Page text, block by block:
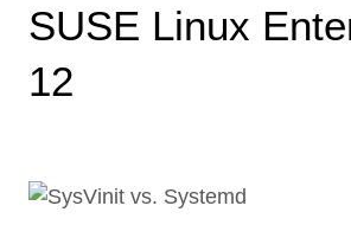
SUSE Linux
12